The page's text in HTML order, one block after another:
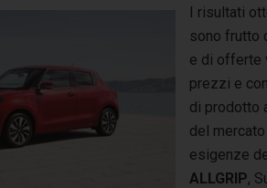
I risultati
sono frutto
e di offerte
prezzi e
di prodotto
del
esigenze
ALLGRIP,